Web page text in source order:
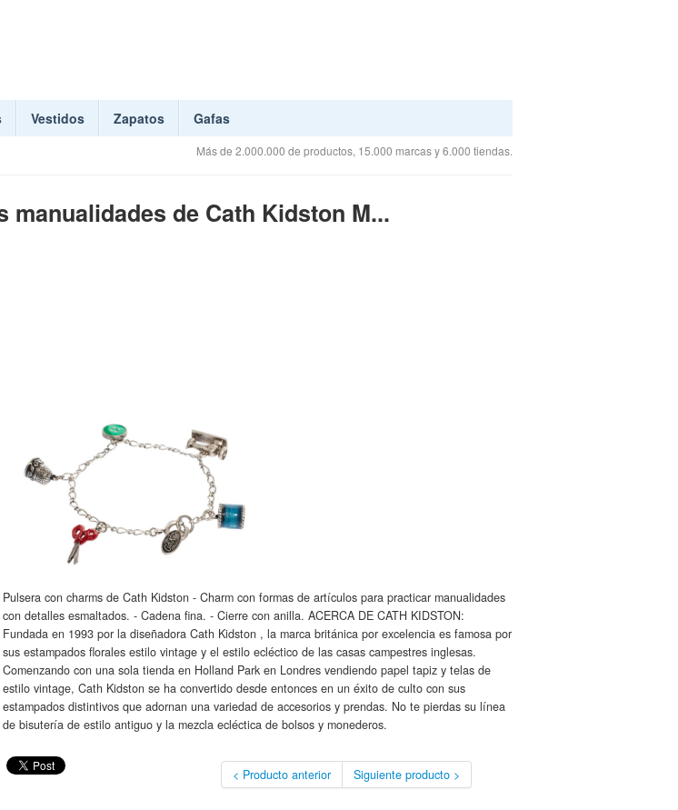
Vestidos Zapatos Gafas
Más de 2.000.000 de productos, 15.000 marcas y 6.000 tiendas.
de Cath Kidston M...
Pulsera con charms de Cath Kidston - Charm con formas de artículos para practicar manualidades
con detalles esmaltados. - Cadena fina. - Cierre con anilla. ACERCA DE CATH KIDSTON:
Fundada en 1993 por la diseñadora Cath Kidston , la marca británica por excelencia es famosa por
sus estampados florales estilo vintage y el estilo ecléctico de las casas campestres inglesas.
Comenzando con una sola tienda en Holland Park en Londres vendiendo papel tapiz y telas de
estilo vintage, Cath Kidston se ha convertido desde entonces en un éxito de culto con sus
estampados distintivos que adornan una variedad de accesorios y prendas. No te pierdas su línea
de bisutería de estilo antiguo y la mezcla ecléctica de bolsos y monederos.
< Producto anterior Siguiente producto >